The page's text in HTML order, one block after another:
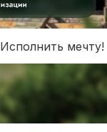
Исполнить мечту!